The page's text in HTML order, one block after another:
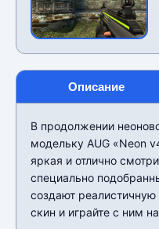
Описание
В продолжении
модельку AUG «Neon
яркая и отлично
специально
создают
скин и играйте с ним